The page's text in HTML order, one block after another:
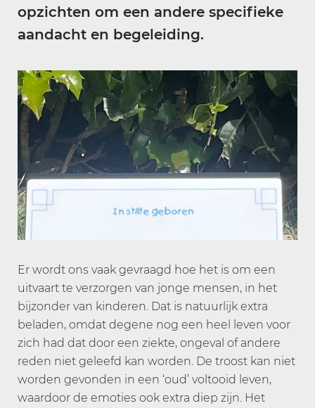
opzichten om een andere specifieke
aandacht en begeleiding.
Er wordt ons vaak gevraagd hoe het is om een
uitvaart te verzorgen van jonge mensen, in het
bijzonder van kinderen. Dat is natuurlijk extra
beladen, omdat degene nog een heel leven voor
zich had dat door een ziekte, ongeval of andere
reden niet geleefd kan worden. De troost kan niet
worden gevonden in een ‘oud’ voltooid leven,
waardoor de emoties ook extra diep zijn. Het